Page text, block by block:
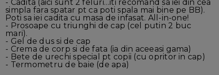
- Cadita (aici sunt 2 feluri…iti recomand sa iei din cea
simpla fara spatar pt ca poti spala mai bine pe BB).
Poti sa iei cadita cu masa de infasat. All-in-one!
- Prosoape cu triunghi de cap (cel putin 2 buc
mari).
- Gel de dus si de cap
- Crema de corp si de fata (ia din aceeasi gama)
- Bete de urechi special pt copii (cu opritor in cap)
- Termometru de baie (de apa)